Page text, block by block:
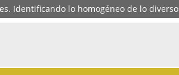
Identificando lo homogéneo de lo diverso